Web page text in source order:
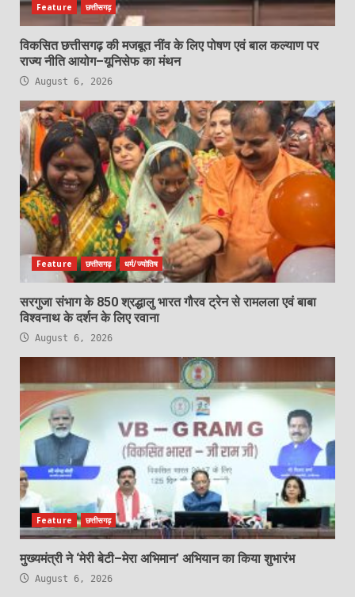
Feature छत्तीसगढ़
विकसित छत्तीसगढ़ की मजबूत नींव के लिए पोषण एवं बाल कल्याण पर
राज्य नीति आयोग–यूनिसेफ का मंथन
August 6, 2026
Feature छत्तीसगढ़ धर्म/ज्योतिष
सरगुजा संभाग के 850 श्रद्धालु भारत गौरव ट्रेन से रामलला एवं बाबा
विश्वनाथ के दर्शन के लिए रवाना
August 6, 2026
Feature छत्तीसगढ़
मुख्यमंत्री ने ‘मेरी बेटी–मेरा अभिमान’ अभियान का किया शुभारंभ
August 6, 2026